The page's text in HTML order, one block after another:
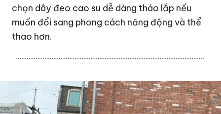
chọn dây đeo cao su dễ dàng tháo lắp nếu
muốn đổi sang phong cách năng động và thể
thao hơn.